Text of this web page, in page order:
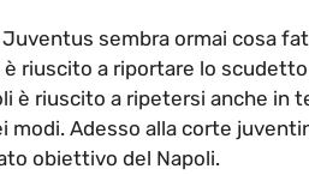
sembra ormai cosa
riuscito a riportare lo
è riuscito a ripetersi anche in
modi. Adesso alla corte
obiettivo del Napoli.